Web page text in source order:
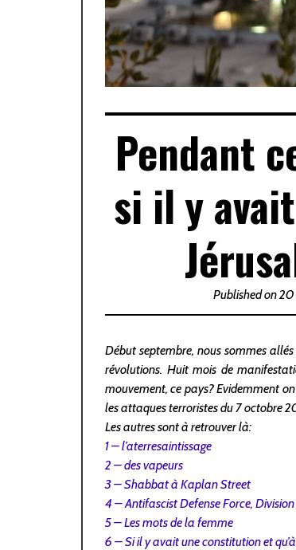
Pendant
si il y
Published on
Début septembre, nous sommes
révolutions. Huit mois de
mouvement, ce pays? Evidemment
les attaques terroristes du 7 octobre
Les autres sont à retrouver là:
1 – l’aterresaintissage
2 – des vapeurs
3 – Shabbat à Kaplan Street
4 – Antifascist Defense Force,
5 – Les mots de la femme
6 – Si il y avait une constitution et